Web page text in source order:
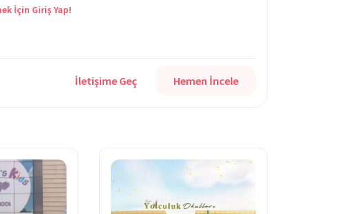
İçin Giriş Yap!
İletişime Geç Hemen İncele